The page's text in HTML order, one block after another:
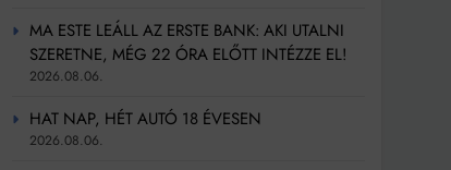
MA ESTE LEÁLL AZ ERSTE BANK: AKI UTALNI
SZERETNE, MÉG 22 ÓRA ELŐTT INTÉZZE EL!
2026.08.06.
HAT NAP, HÉT AUTÓ 18 ÉVESEN
2026.08.06.